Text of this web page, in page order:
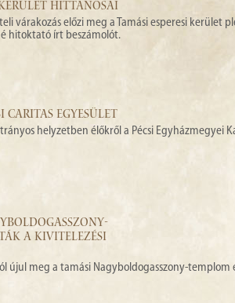
HITTANOSAI
várakozás előzi meg a Tamási esperesi kerület
hitoktató írt beszámolót.
EGYESÜLET
helyzetben élőkről a Pécsi Egyházmegyei
A KIVITELEZÉSI
meg a tamási Nagyboldogasszony-templom